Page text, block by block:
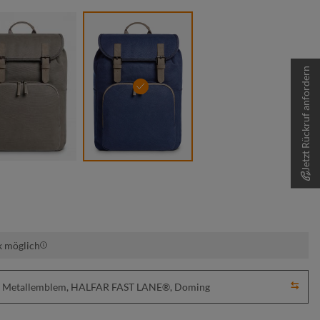
khaki marine
möglich
HALFAR FAST LANE®, Doming
Jetzt Rückruf anfordern